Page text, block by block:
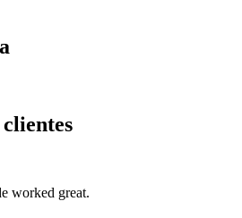
worked great.